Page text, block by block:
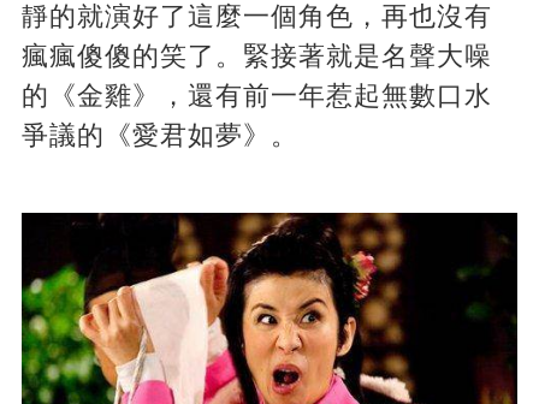
靜的就演好了這麼一個角色，再也沒有
瘋瘋傻傻的笑了。緊接著就是名聲大噪
的《金雞》，還有前一年惹起無數口水
爭議的《愛君如夢》。